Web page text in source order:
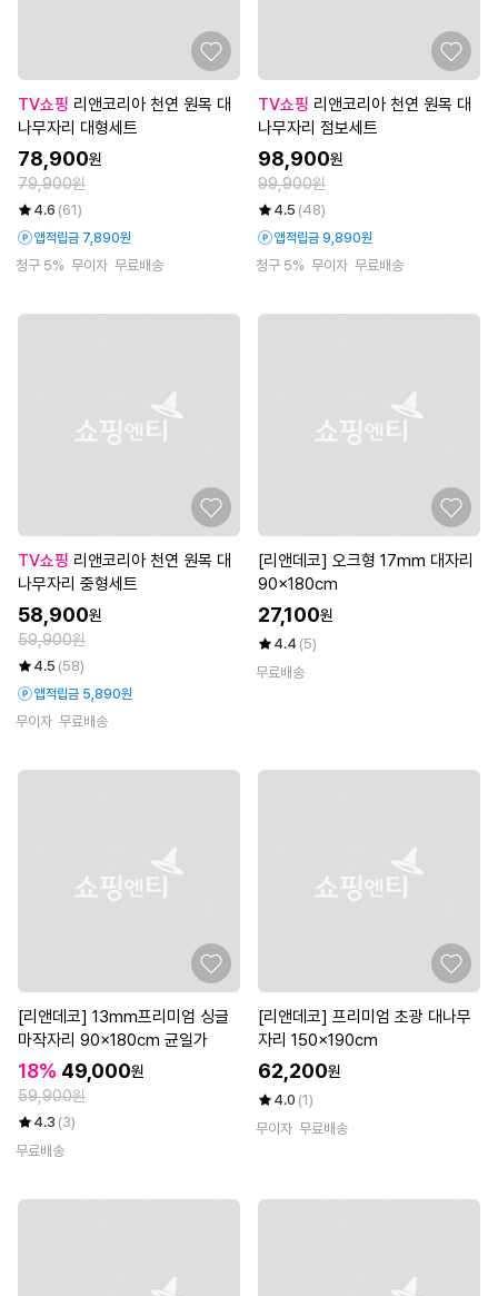
TV쇼핑
나무자리 대형세트
78,900원
79,900원
4.6 (61)
앱적립금 7,890원
청구 5% 무이자 무료배송
TV쇼핑
나무자리 점보세트
98,900원
99,900원
4.5 (48)
앱적립금 9,890원
청구 5% 무이자 무료배송
TV쇼핑
나무자리 중형세트
58,900원
59,900원
4.5 (58)
앱적립금 5,890원
무이자 무료배송
[리앤데코] 오크형 17mm 대자리
90x180cm
27,100원
4.4 (5)
무료배송
[리앤데코] 13mm프리미엄 싱글
마작자리 90x180cm 균일가
18% 49,000원
59,900원
4.3 (3)
무료배송
[리앤데코] 프리미엄 초광 대나무
자리 150x190cm
62,200원
4.0 (1)
무이자 무료배송